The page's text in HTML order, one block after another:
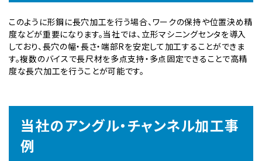
このように形鋼に長穴加工を行う場合、ワークの保持や位置決め精
度などが重要になります。当社では、立形マシニングセンタを導入
しており、長穴の幅・長さ・端部Rを安定して加工することができま
す。複数のバイスで長尺材を多点支持・多点固定できることで高精
度な長穴加工を行うことが可能です。
当社のアングル・チャンネル加工事
例